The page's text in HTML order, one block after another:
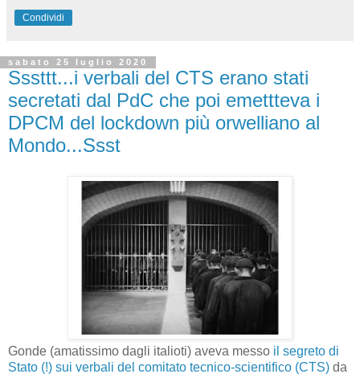
Condividi
sabato 25 luglio 2020
Sssttt...i verbali del CTS erano stati
secretati dal PdC che poi emettteva i
DPCM del lockdown più orwelliano al
Mondo...Ssst
Gonde (amatissimo dagli italioti) aveva messo il segreto di
Stato (!) sui verbali del comitato tecnico-scientifico (CTS) da